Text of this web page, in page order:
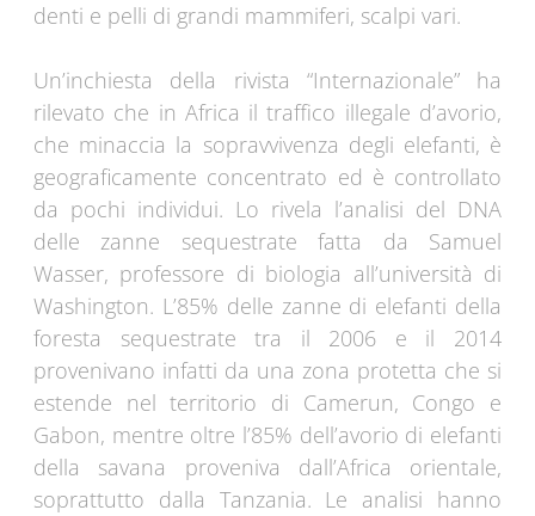
denti e pelli di grandi mammiferi, scalpi vari.
Un’inchiesta della rivista “Internazionale” ha
rilevato che in Africa il traffico illegale d’avorio,
che minaccia la sopravvivenza degli elefanti, è
geograficamente concentrato ed è controllato
da pochi individui. Lo rivela l’analisi del DNA
delle zanne sequestrate fatta da Samuel
Wasser, professore di biologia all’università di
Washington. L’85% delle zanne di elefanti della
foresta sequestrate tra il 2006 e il 2014
provenivano infatti da una zona protetta che si
estende nel territorio di Camerun, Congo e
Gabon, mentre oltre l’85% dell’avorio di elefanti
della savana proveniva dall’Africa orientale,
soprattutto dalla Tanzania. Le analisi hanno